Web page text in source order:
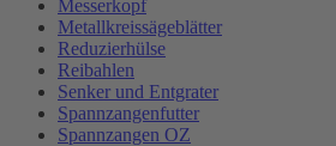
Messerkopf
Metallkreissägeblätter
Reduzierhülse
Reibahlen
Senker und Entgrater
Spannzangenfutter
Spannzangen OZ